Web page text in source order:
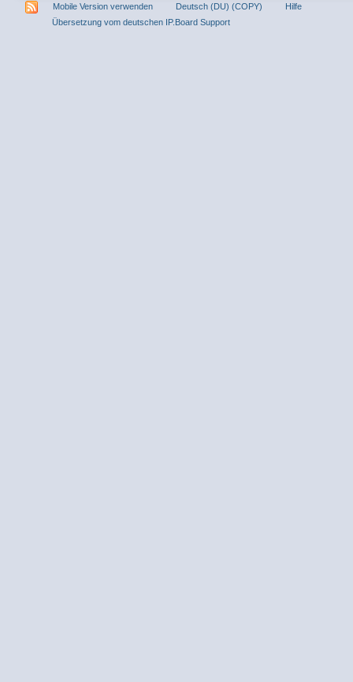
Mobile Version verwenden Deutsch (DU) (COPY)
Hilfe
Übersetzung vom deutschen IP.Board Support